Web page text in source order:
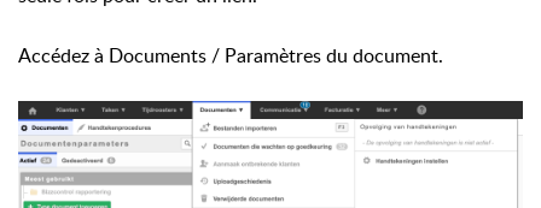
Accédez à Documents / Paramètres du document.